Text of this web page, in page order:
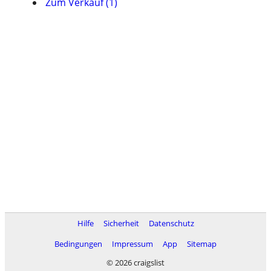
Hilfe Sicherheit
Datenschutz
Bedingungen
Impressum App
Sitemap
© 2026 craigslist